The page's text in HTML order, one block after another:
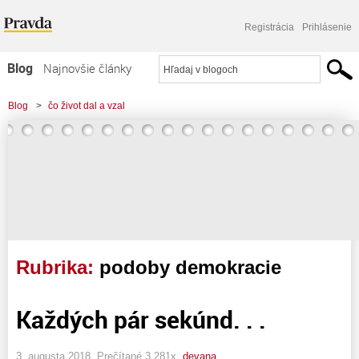
Registrácia Prihlásenie
Blog
Najnovšie články
Najčítanejšie články
Najkomentovanejšie články
Blog > čo život dal a vzal
Rubrika: podoby demokracie
Každých pár sekúnd. . .
3. augusta 2018, Prečítané 3 281x, devana